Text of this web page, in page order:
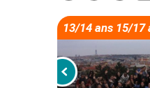
13/14 ans 15/17